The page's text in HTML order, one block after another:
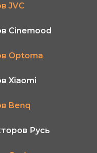
JVC
Cinemood
Optoma
Xiaomi
Benq
Русь